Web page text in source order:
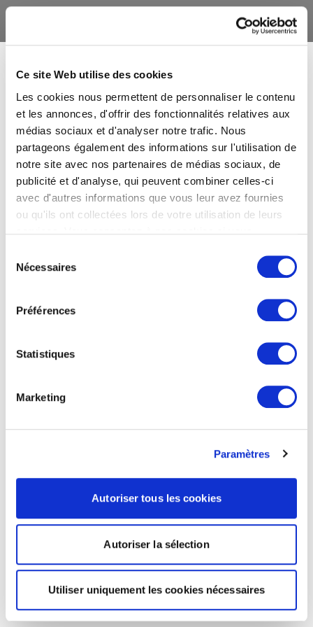
Ce site Web utilise des cookies
Les cookies nous permettent de personnaliser le contenu
et les annonces, d'offrir des fonctionnalités relatives aux
médias sociaux et d'analyser notre trafic. Nous
partageons également des informations sur l'utilisation de
notre site avec nos partenaires de médias sociaux, de
publicité et d'analyse, qui peuvent combiner celles-ci
avec d'autres informations que vous leur avez fournies
ou qu'ils ont collectées lors de votre utilisation de leurs
Nécessaires
Préférences
Statistiques
Marketing
Paramètres
Autoriser tous les cookies
Autoriser la sélection
Utiliser uniquement les cookies nécessaires